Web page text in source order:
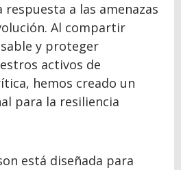
a las amenazas
Al compartir
y proteger
activos de
hemos creado un
para la resiliencia
está diseñada para